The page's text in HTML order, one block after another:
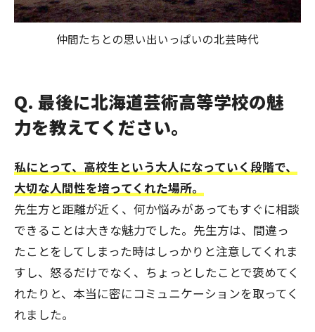
仲間たちとの思い出いっぱいの北芸時代
Q. 最後に北海道芸術高等学校の魅
力を教えてください。
私にとって、高校生という大人になっていく段階で、
大切な人間性を培ってくれた場所。
先生方と距離が近く、何か悩みがあってもすぐに相談
できることは大きな魅力でした。先生方は、間違っ
たことをしてしまった時はしっかりと注意してくれま
すし、怒るだけでなく、ちょっとしたことで褒めてく
れたりと、本当に密にコミュニケーションを取ってく
れました。